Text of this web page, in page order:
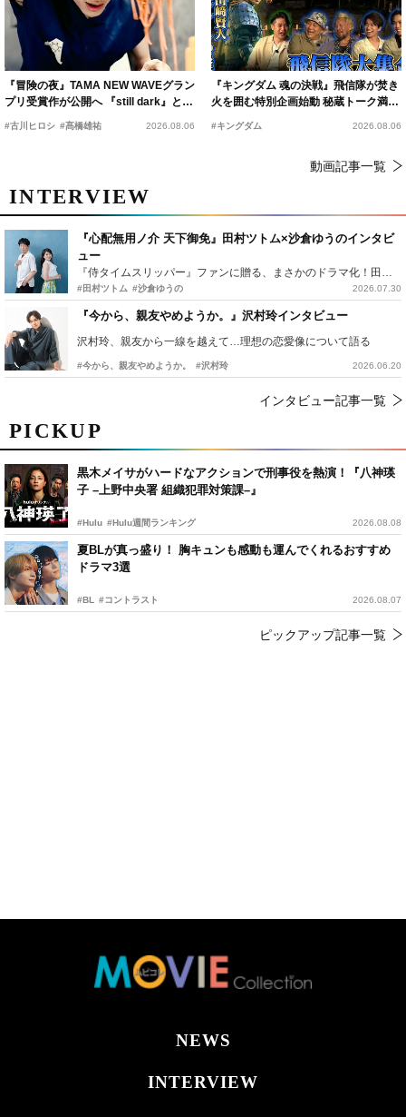
PICKUP
黒木メイサがハードなアクションで刑事役を熱演！『八神瑛
子 –上野中央署 組織犯罪対策課–』
#Hulu #Hulu週間ランキング 2026.08.08
夏BLが真っ盛り！ 胸キュンも感動も運んでくれるおすすめ
ドラマ3選
#BL #コントラスト 2026.08.07
ピックアップ記事一覧
『冒険の夜』TAMA NEW WAVEグラン
プリ受賞作が公開へ 『still dark』と同
時上映決定
#古川ヒロシ #髙橋雄祐 2026.08.06
『キングダム 魂の決戦』飛信隊が焚き
火を囲む特別企画始動 秘蔵トーク満載
の“キングダムキャンプ”開催
#キングダム 2026.08.06
動画記事一覧
INTERVIEW
『心配無用ノ介 天下御免』田村ツトム×沙倉ゆうのインタビ
ュー
『侍タイムスリッパー』ファンに贈る、まさかのドラマ化！田村ツトム×沙倉ゆうのが語る『心配無用ノ介』撮影秘話
#田村ツトム #沙倉ゆうの 2026.07.30
『今から、親友やめようか。』沢村玲インタビュー
沢村玲、親友から一線を越えて…理想の恋愛像について語る
#今から、親友やめようか。 #沢村玲 2026.06.20
インタビュー記事一覧
NEWS
INTERVIEW